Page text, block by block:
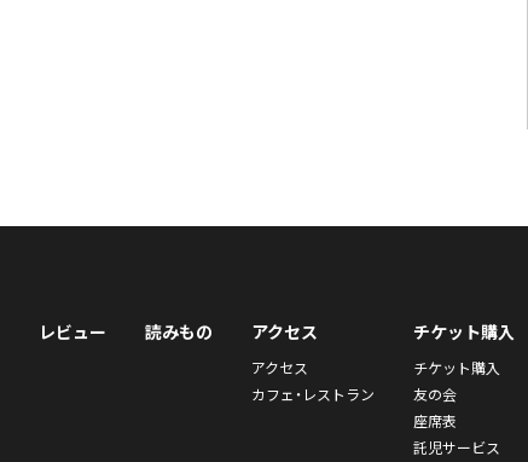
レビュー 読みもの アクセス
アクセス
カフェ・レストラン
チケット購入
チケット購入
友の会
座席表
託児サービス